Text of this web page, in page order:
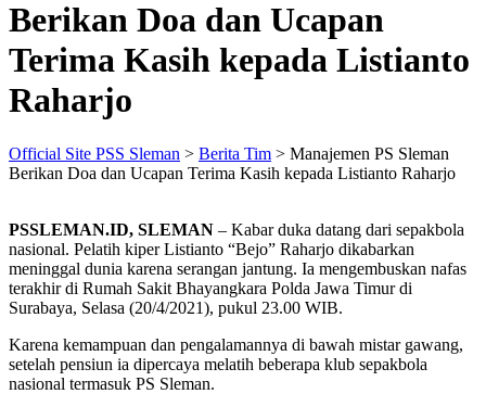
Berikan Doa dan Ucapan
Terima Kasih kepada Listianto
Raharjo
Official Site PSS Sleman > Berita Tim > Manajemen PS Sleman
Berikan Doa dan Ucapan Terima Kasih kepada Listianto Raharjo
PSSLEMAN.ID, SLEMAN – Kabar duka datang dari sepakbola
nasional. Pelatih kiper Listianto “Bejo” Raharjo dikabarkan
meninggal dunia karena serangan jantung. Ia mengembuskan nafas
terakhir di Rumah Sakit Bhayangkara Polda Jawa Timur di
Surabaya, Selasa (20/4/2021), pukul 23.00 WIB.
Karena kemampuan dan pengalamannya di bawah mistar gawang,
setelah pensiun ia dipercaya melatih beberapa klub sepakbola
nasional termasuk PS Sleman.